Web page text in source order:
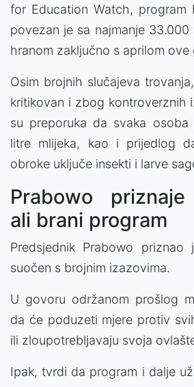
for Education Watch, program
povezan je sa najmanje 33.000
hranom zaključno s aprilom ove
Osim brojnih slučajeva
kritikovan i zbog kontroverznih
su preporuka da svaka
litre mlijeka, kao i prijedlog
obroke uključe insekti i larve
Prabowo priznaje
ali brani program
Predsjednik Prabowo
suočen s brojnim izazovima.
U govoru održanom prošlog
da će poduzeti mjere protiv
ili zloupotrebljavaju svoja
Ipak, tvrdi da program i dalje